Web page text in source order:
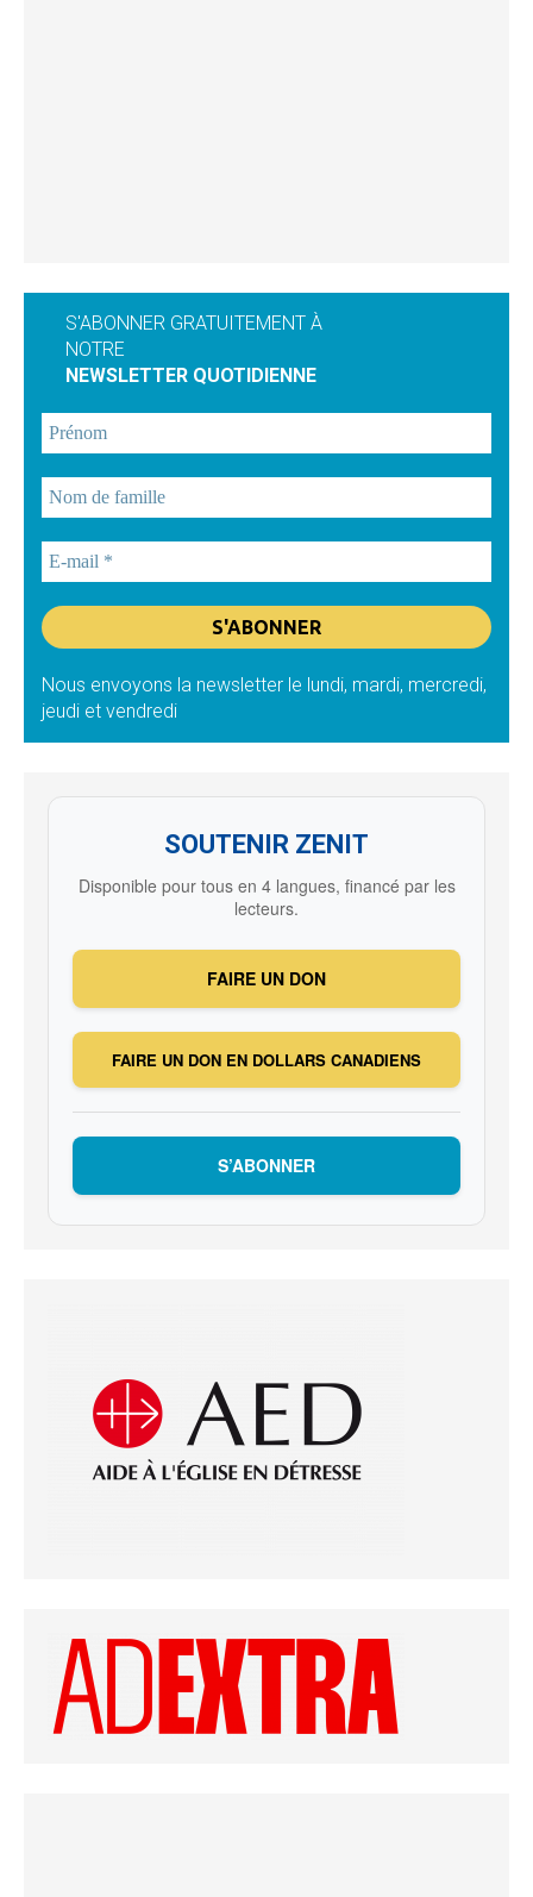
S'ABONNER GRATUITEMENT À
NOTRE
NEWSLETTER QUOTIDIENNE
Nous envoyons la newsletter le lundi, mardi, mercredi,
jeudi et vendredi
SOUTENIR ZENIT
Disponible pour tous en 4 langues, financé par les
lecteurs.
FAIRE UN DON
FAIRE UN DON EN DOLLARS CANADIENS
S’ABONNER